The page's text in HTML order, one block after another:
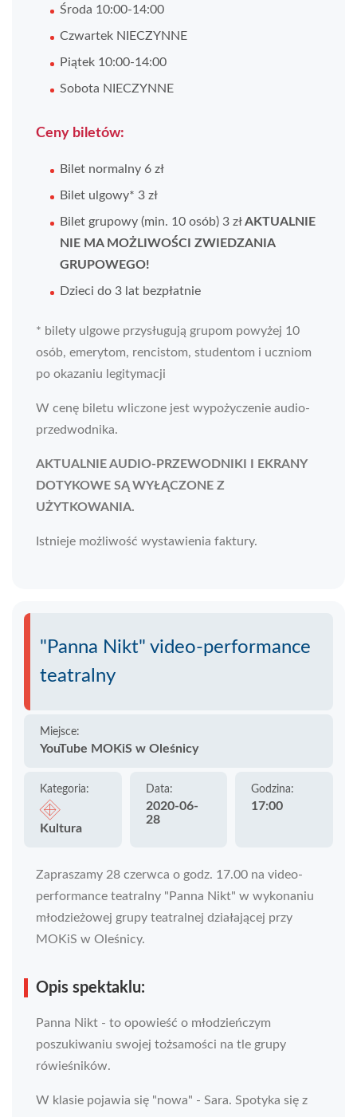
Środa 10:00-14:00
Czwartek NIECZYNNE
Piątek 10:00-14:00
Sobota NIECZYNNE
Ceny biletów:
Bilet normalny 6 zł
Bilet ulgowy* 3 zł
Bilet grupowy (min. 10 osób) 3 złAKTUALNIE
NIE MA MOŻLIWOŚCI ZWIEDZANIA
GRUPOWEGO!
Dzieci do 3 lat bezpłatnie
* bilety ulgowe przysługują grupom powyżej 10
osób, emerytom, rencistom, studentom i uczniom
po okazaniu legitymacji
W cenę biletu wliczone jest wypożyczenie audio-
przedwodnika.
AKTUALNIE AUDIO-PRZEWODNIKI I EKRANY
DOTYKOWE SĄ WYŁĄCZONE Z
UŻYTKOWANIA.
Istnieje możliwość wystawienia faktury.
"Panna Nikt" video-performance
teatralny
Miejsce:
YouTube MOKiS w Oleśnicy
Kategoria:
Kultura
Data:
2020-06-
28
Godzina:
17:00
Zapraszamy 28 czerwca o godz. 17.00 na video-
performance teatralny "Panna Nikt" w wykonaniu
młodzieżowej grupy teatralnej działającej przy
MOKiS w Oleśnicy.
Opis spektaklu:
Panna Nikt - to opowieść o młodzieńczym
poszukiwaniu swojej tożsamości na tle grupy
rówieśników.
W klasie pojawia się "nowa" - Sara. Spotyka się z